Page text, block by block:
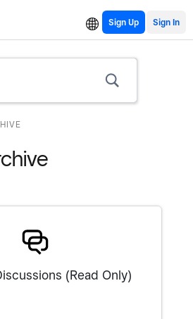
Sign Up
(Read Only)